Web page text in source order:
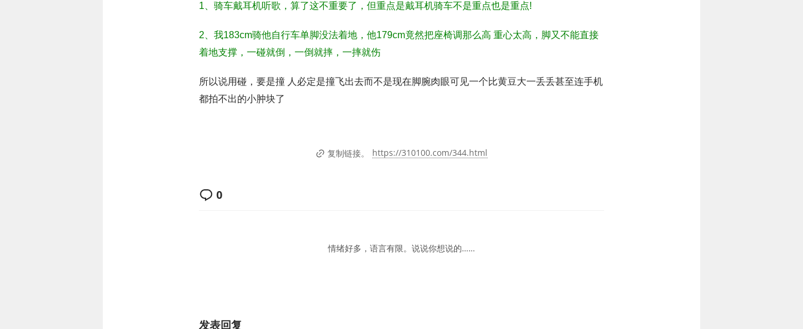
1、骑车戴耳机听歌，算了这不重要了，但重点是戴耳机骑车不是重点也是重点!
2、我183cm骑他自行车单脚没法着地，他179cm竟然把座椅调那么高 重心太高，脚又不能直接
着地支撑，一碰就倒，一倒就摔，一摔就伤
所以说用碰，要是撞 人必定是撞飞出去而不是现在脚腕肉眼可见一个比黄豆大一丢丢甚至连手机
都拍不出的小肿块了
复制链接。 https://310100.com/344.html
0
情绪好多，语言有限。说说你想说的……
发表回复